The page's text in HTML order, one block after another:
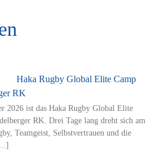
Haka Rugby Global Elite Camp
RK
2026 ist das Haka Rugby Global Elite
RK. Drei Tage lang dreht sich am
Teamgeist, Selbstvertrauen und die